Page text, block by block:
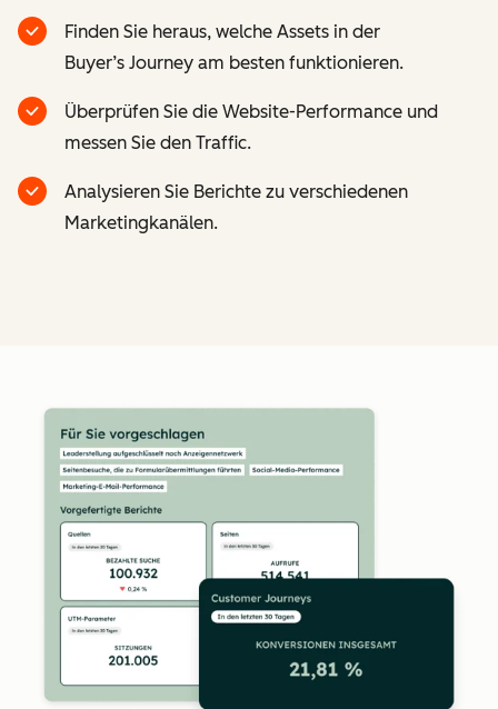
Finden Sie heraus, welche Assets in der
Buyer’s Journey am besten funktionieren.
Überprüfen Sie die Website-Performance und
messen Sie den Traffic.
Analysieren Sie Berichte zu verschiedenen
Marketingkanälen.